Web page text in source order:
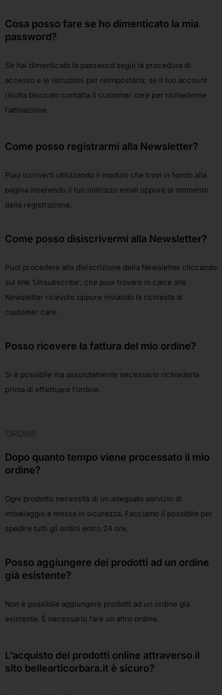
Cosa posso fare se ho dimenticato la mia
password?
Se hai dimenticato la password segui la procedura di
accesso e le istruzioni per reimpostarla; se il tuo account
risulta bloccato contatta il customer care per richiederne
l’attivazione.
Come posso registrarmi alla Newsletter?
Puoi iscriverti utilizzando il modulo che trovi in fondo alla
pagina inserendo il tuo indirizzo email oppure al momento
della registrazione.
Come posso disiscrivermi alla Newsletter?
Puoi procedere alla disiscrizione della Newsletter cliccando
sul link ‘Unsubscribe’, che puoi trovare in calce alle
Newsletter ricevute oppure inviando la richiesta al
customer care.
Posso ricevere la fattura del mio ordine?
Si è possibile ma assolutamente necessario richiederla
prima di effettuare l’ordine.
Dopo quanto tempo viene processato il mio
ordine?
Ogni prodotto necessità di un adeguato servizio di
imballaggio e messa in sicurezza. Facciamo il possibile per
spedire tutti gli ordini entro 24 ore.
Posso aggiungere dei prodotti ad un ordine
già esistente?
Non è possibile aggiungere prodotti ad un ordine già
esistente. È necessario fare un altro ordine.
L’acquisto dei prodotti online attraverso il
sito bellearticorbara.it è sicuro?